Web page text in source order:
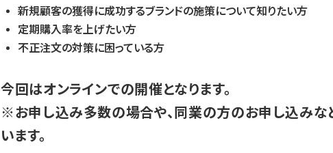
新規顧客の獲得に成功するブランドの施策について知りたい方
定期購入率を上げたい方
不正注文の対策に困っている方
今回はオンラインでの開催となります。
※お申し込み多数の場合や、同業の方のお申し込みな
います。